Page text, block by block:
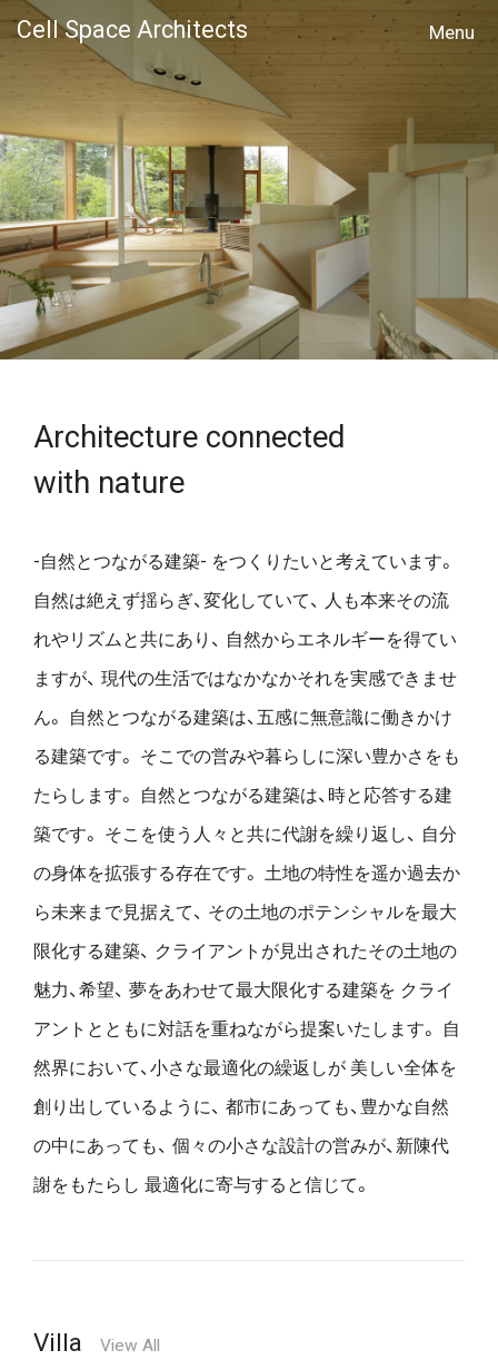
Cell Space Architects
Architecture connected
with nature
-自然とつながる建築- をつくりたいと考えています。
自然は絶えず揺らぎ、変化していて、
人も本来その流
れやリズムと共にあり、 自然からエネルギーを得てい
ますが、 現代の生活ではなかなかそれを実感できませ
ん。
自然とつながる建築は、五感に無意識に働きかけ
る建築です。 そこでの営みや暮らしに深い豊かさをも
たらします。
自然とつながる建築は、時と応答する建
築です。 そこを使う人々と共に代謝を繰り返し、 自分
の身体を拡張する存在です。 土地の特性を遥か過去か
ら未来まで見据えて、 その土地のポテンシャルを最大
限化する建築、 クライアントが見出されたその土地の
魅力、希望、 夢をあわせて最大限化する建築を クライ
アントとともに対話を重ねながら提案いたします。
自
然界において、小さな最適化の繰返しが 美しい全体を
創り出しているように、 都市にあっても、豊かな自然
の中にあっても、 個々の小さな設計の営みが、新陳代
謝をもたらし 最適化に寄与すると信じて。
Villa View All